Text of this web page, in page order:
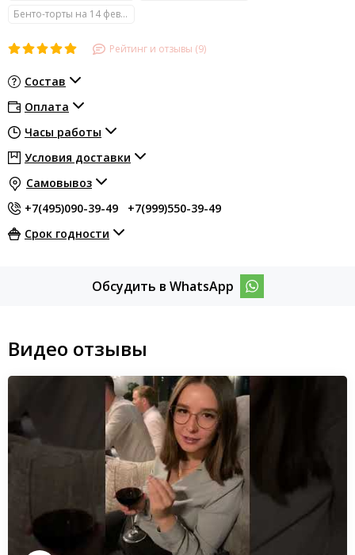
Бенто-торты на 14 февраля
Рейтинг и отзывы (9)
Состав
Оплата
Часы работы
Условия доставки
Самовывоз
+7(495)090-39-49
+7(999)550-39-49
Срок годности
Обсудить в WhatsApp
Видео отзывы